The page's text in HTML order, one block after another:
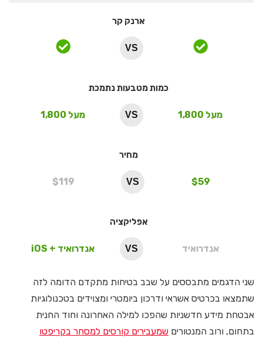
ארנק קר
VS
כמות מטבעות נתמכת
מעל 1,800 VS מעל 1,800
מחיר
$59
VS
$119
אפליקציה
אנדרואיד VS אנדרואיד + iOS
שני הדגמים מתבססים על שבב בטיחות מתקדם הדומה לזה
שתמצאו בכרטיס אשראי ודרכון ביומטרי ומצוידים בטכנולוגיות
אבטחת מידע חדשניות שהפכו למילה האחרונה וחוד החנית
בתחום, ורוב המנטורים שמעבירים קורסים למסחר בקריפטו